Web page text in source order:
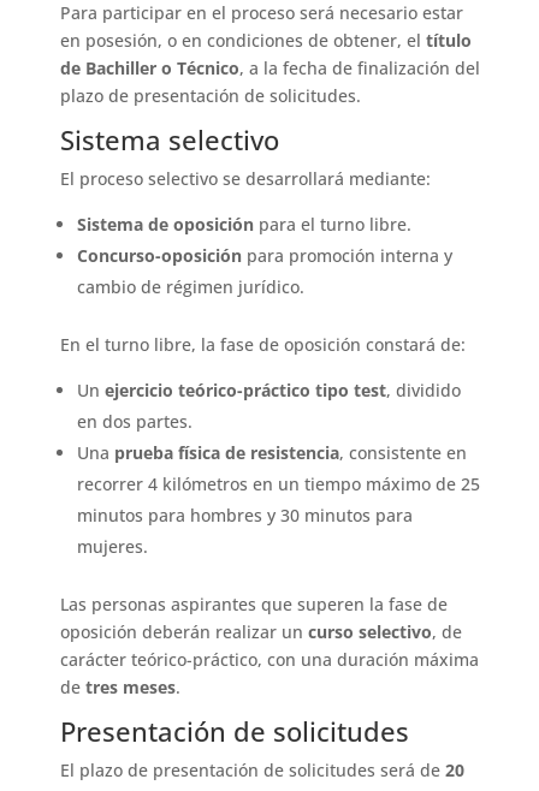
Para participar en el proceso será necesario estar
en posesión, o en condiciones de obtener, eltítulo
de Bachiller o Técnico, a la fecha de finalización del
plazo de presentación de solicitudes.
Sistema selectivo
El proceso selectivo se desarrollará mediante:
Sistema de oposición para el turno libre.
Concurso-oposición para promoción interna y
cambio de régimen jurídico.
En el turno libre, la fase de oposición constará de:
Unejercicio teórico-práctico tipo test, dividido
en dos partes.
Una prueba física de resistencia, consistente en
recorrer 4 kilómetros en un tiempo máximo de 25
minutos para hombres y 30 minutos para
mujeres.
Las personas aspirantes que superen la fase de
oposición deberán realizar uncurso selectivo, de
carácter teórico-práctico, con una duración máxima
detres meses.
Presentación de solicitudes
El plazo de presentación de solicitudes será de20